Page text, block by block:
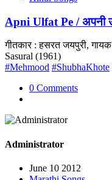
Apni Ulfat Pe / अपनी
गीतकार : हसरत जयपुरी,
Sasural (1961)
#Mehmood #ShubhaKhote
0 Comments
Administrator
June 10 2012